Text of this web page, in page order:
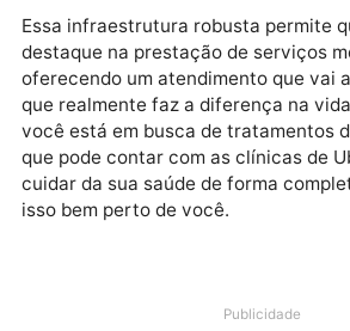
Uberlândia: um
saúde
Uberlândia tem se consolidado
centro de saúde, oferecendo